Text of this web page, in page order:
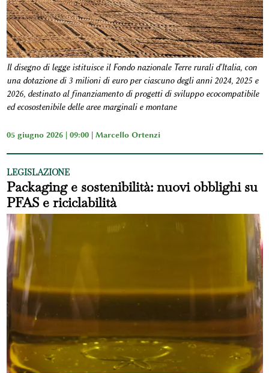
Il disegno di legge istituisce il Fondo nazionale Terre rurali d'Italia, con
una dotazione di 3 milioni di euro per ciascuno degli anni 2024, 2025 e
2026, destinato al finanziamento di progetti di sviluppo ecocompatibile
ed ecosostenibile delle aree marginali e montane
05 giugno 2026 | 09:00 | Marcello Ortenzi
LEGISLAZIONE
Packaging e sostenibilità: nuovi obblighi su
PFAS e riciclabilità